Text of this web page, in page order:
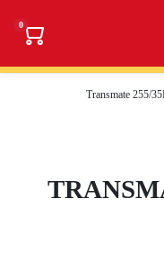
0
Transmate 255/